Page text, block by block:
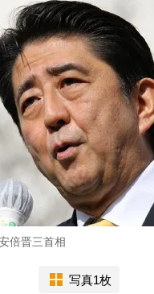
倍晋三首相
写真1枚